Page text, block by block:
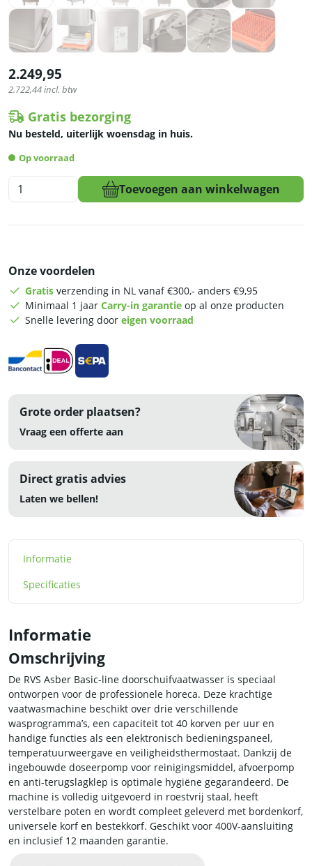
2.249,95
2.722,44incl. btw
Gratis bezorging
Nu besteld, uiterlijk woensdag in huis.
Op voorraad
Asber
Basic-
-
zeeppomp
400V
aantal
Toevoegen aan winkelwagen
Onze voordelen
Gratis verzending in NL vanaf €300,- anders €9,95
Minimaal 1 jaar Carry-in garantie op al onze producten
Snelle levering door eigen voorraad
Grote order plaatsen?
Vraag een offerte aan
Direct gratis advies
Laten we bellen!
Informatie
Specificaties
Informatie
Omschrijving
De RVS Asber Basic-line doorschuifvaatwasser is speciaal
ontworpen voor de professionele horeca. Deze krachtige
vaatwasmachine beschikt over drie verschillende
wasprogramma’s, een capaciteit tot 40 korven per uur en
handige functies als een elektronisch bedieningspaneel,
temperatuurweergave en veiligheidsthermostaat. Dankzij de
ingebouwde doseerpomp voor reinigingsmiddel, afvoerpomp
en anti-terugslagklep is optimale hygiëne gegarandeerd. De
machine is volledig uitgevoerd in roestvrij staal, heeft
verstelbare poten en wordt compleet geleverd met bordenkorf,
universele korf en bestekkorf. Geschikt voor 400V-aansluiting
en inclusief 12 maanden garantie.